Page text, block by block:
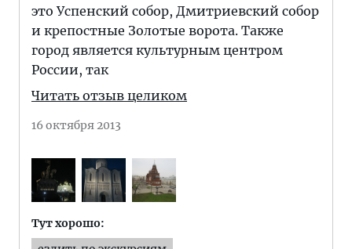
это Успенский собор, Дмитриевский собор
и крепостные Золотые ворота. Также
город является культурным центром
России, так
Читать отзыв целиком
16 октября 2013
Тут хорошо: